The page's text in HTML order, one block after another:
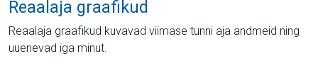
Reaalaja graafikud
Reaalaja graafikud kuvavad viimase tunni aja andmeid ning
uuenevad iga minut.